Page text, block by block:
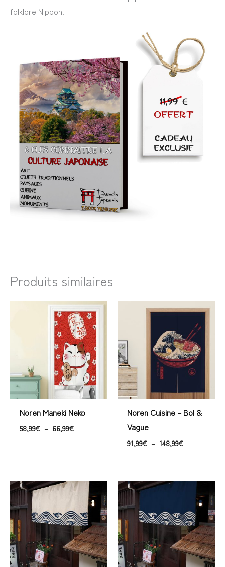
folklore Nippon.
Produits similaires
Noren Maneki Neko
58,99€ – 66,99€
Plage
de
prix :
58,99€
à
66,99€
Noren Cuisine – Bol &
Vague
91,99€ – 148,99€
Plage
de
prix :
91,99€
à
148,99€
Plage
de
prix :
53,99€
à
91,99€
Plage
53,99€
à
91,99€